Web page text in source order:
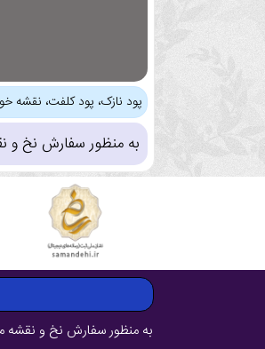
پود نازک، پود کلفت، نقشه
به منظور سفارش نخ و
به منظور سفارش نخ و نقشه